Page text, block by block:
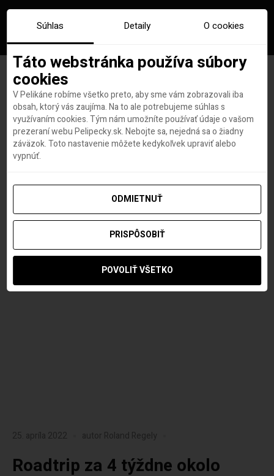
Značka:coronado
25. apríla 2022 autor Roland Regely
Roadtrip za 4 týždne okolo
Súhlas Detaily O cookies
Táto webstránka používa súbory
cookies
V Pelikáne robíme všetko preto, aby sme vám zobrazovali iba
obsah, ktorý vás zaujíma. Na to ale potrebujeme súhlas s
využívaním cookies. Tým nám umožníte používať údaje o vašom
prezeraní webu Pelipecky.sk. Nebojte sa, nejedná sa o žiadny
záväzok. Toto nastavenie môžete kedykoľvek upraviť alebo
vypnúť.
ODMIETNUŤ
PRISPÔSOBIŤ
POVOLIŤ VŠETKO